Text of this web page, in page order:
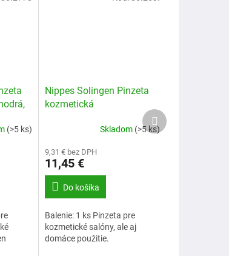
(>5 ks)
Nippes Solingen Pinzeta
kozmetická
Skladom (>5 ks)
9,31 € bez DPH
11,45 €
Do košíka
Balenie: 1 ks Pinzeta pre
kozmetické salóny, ale aj
domáce použitie.
Ďalší
produkt